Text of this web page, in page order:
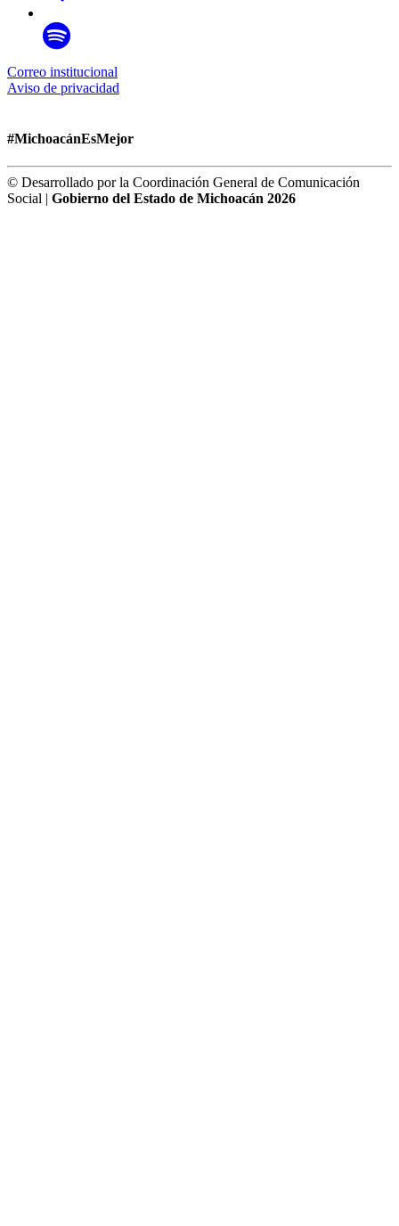
Correo institucional
Aviso de privacidad
#MichoacánEsMejor
© Desarrollado por la Coordinación General de Comunicación
Social | Gobierno del Estado de Michoacán 2026